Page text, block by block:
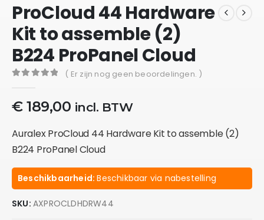
ProCloud 44 Hardware
Kit to assemble (2)
B224 ProPanel Cloud
( Er zijn nog geen beoordelingen. )
€189,00 incl. BTW
Auralex ProCloud 44 Hardware Kit to assemble (2)
B224 ProPanel Cloud
Beschikbaarheid:Beschikbaar via nabestelling
SKU: AXPROCLDHDRW44